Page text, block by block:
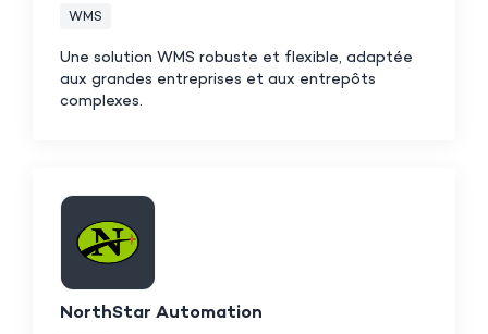
WMS
Une solution WMS robuste et flexible, adaptée
aux grandes entreprises et aux entrepôts
complexes.
NorthStar Automation